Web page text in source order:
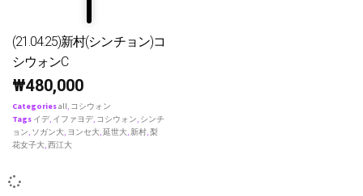
(21.04.25)新村(シンチョン)コ
シウォンC
₩480,000
Categoriesall, コシウォン
Tags イデ, イファヨデ, コシウォン, シンチ
ョン, ソガン大, ヨンセ大,延世大,新村,梨
花女子大,西江大